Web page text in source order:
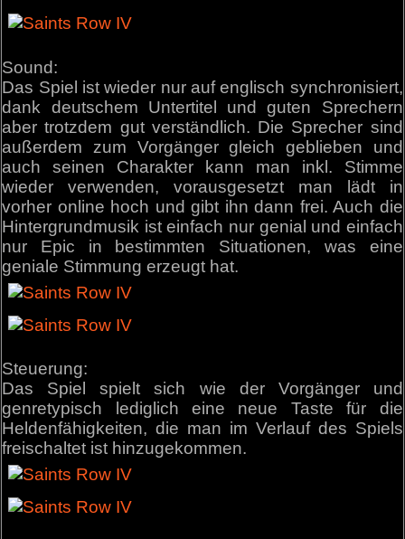
Sound:
Das Spiel ist wieder nur auf englisch synchronisiert,
dank deutschem Untertitel und guten Sprechern
aber trotzdem gut verständlich. Die Sprecher sind
außerdem zum Vorgänger gleich geblieben und
auch seinen Charakter kann man inkl. Stimme
wieder verwenden, vorausgesetzt man lädt in
vorher online hoch und gibt ihn dann frei. Auch die
Hintergrundmusik ist einfach nur genial und einfach
nur Epic in bestimmten Situationen, was eine
geniale Stimmung erzeugt hat.
Steuerung:
Das Spiel spielt sich wie der Vorgänger und
genretypisch lediglich eine neue Taste für die
Heldenfähigkeiten, die man im Verlauf des Spiels
freischaltet ist hinzugekommen.